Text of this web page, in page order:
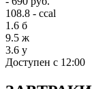
108.8 - ccal
1.6 б
9.5 ж
3.6 у
Доступен с 12:00